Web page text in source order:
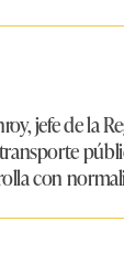
, jefe de la
con